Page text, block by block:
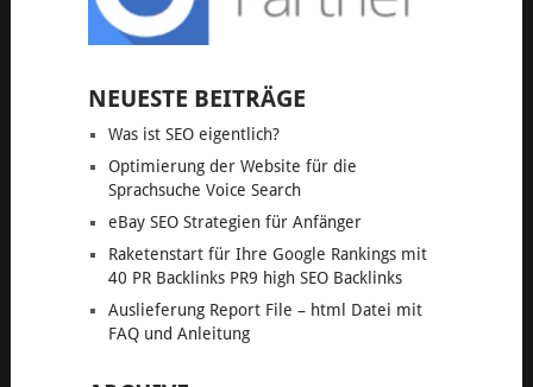
NEUESTE BEITRÄGE
Was ist SEO eigentlich?
Optimierung der Website für die
Sprachsuche Voice Search
eBay SEO Strategien für Anfänger
Raketenstart für Ihre Google Rankings mit
40 PR Backlinks PR9 high SEO Backlinks
Auslieferung Report File – html Datei mit
FAQ und Anleitung